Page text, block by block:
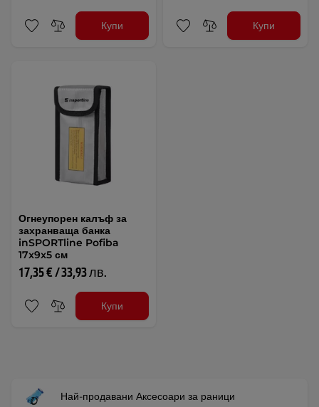
Купи Купи
Огнеупорен калъф за
захранваща банка
inSPORTline Pofiba
17x9x5 см
17,35 € / 33,93 лв.
Купи
Най-продавани Аксесоари за раници